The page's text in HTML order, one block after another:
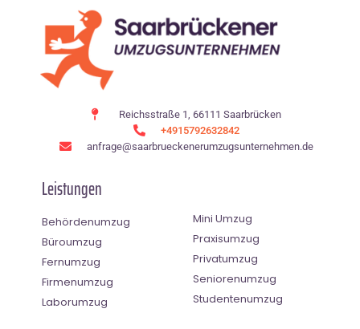
Reichsstraße 1, 66111 Saarbrücken
+4915792632842
anfrage@saarbrueckenerumzugsunternehmen.de
Leistungen
Behördenumzug
Büroumzug
Fernumzug
Firmenumzug
Laborumzug
Mini Umzug
Praxisumzug
Privatumzug
Seniorenumzug
Studentenumzug